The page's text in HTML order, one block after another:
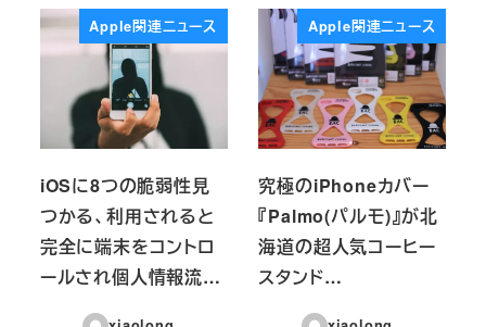
Apple関連ニュース
iOSに8つの脆弱性見
つかる、利用されると
完全に端末をコントロ
ールされ個人情報流…
Apple関連ニュース
究極のiPhoneカバー
『Palmo(パルモ)』が北
海道の超人気コーヒー
スタンド…